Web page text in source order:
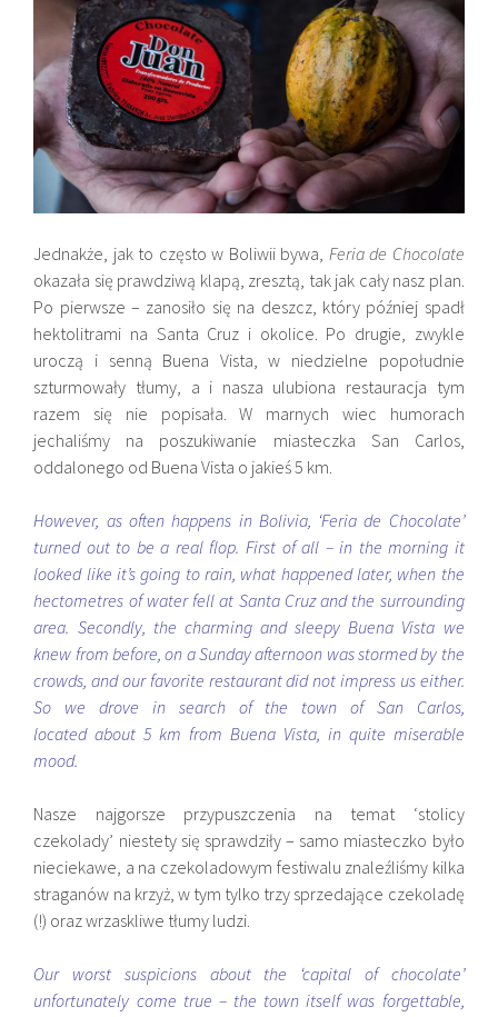
Jednakże, jak to często w Boliwii bywa, Feria de Chocolate
okazała się prawdziwą klapą, zresztą, tak jak cały nasz plan.
Po pierwsze – zanosiło się na deszcz, który później spadł
hektolitrami na Santa Cruz i okolice. Po drugie, zwykle
uroczą i senną Buena Vista, w niedzielne popołudnie
szturmowały tłumy, a i nasza ulubiona restauracja tym
razem się nie popisała. W marnych wiec humorach
jechaliśmy na poszukiwanie miasteczka San Carlos,
oddalonego od Buena Vista o jakieś 5 km.
However, as often happens in Bolivia, ‘Feria de Chocolate’
turned out to be a real flop. First of all – in the morning it
looked like it’s going to rain, what happened later, when the
hectometres of water fell at Santa Cruz and the surrounding
area. Secondly, the charming and sleepy Buena Vista we
knew from before, on a Sunday afternoon was stormed by the
crowds, and our favorite restaurant did not impress us either.
So we drove in search of the town of San Carlos,
located about 5 km from Buena Vista, in quite miserable
mood.
Nasze najgorsze przypuszczenia na temat ‘stolicy
czekolady’ niestety się sprawdziły – samo miasteczko było
nieciekawe, a na czekoladowym festiwalu znaleźliśmy kilka
straganów na krzyż, w tym tylko trzy sprzedające czekoladę
(!) oraz wrzaskliwe tłumy ludzi.
Our worst suspicions about the ‘capital of chocolate’
unfortunately come true – the town itself was forgettable,